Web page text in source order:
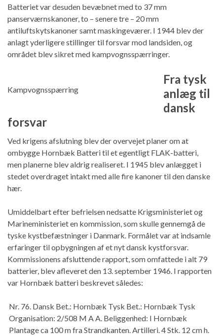
Batteriet var desuden bevæbnet med to 37 mm
panserværnskanoner, to – senere tre – 20 mm
antiluftskytskanoner samt maskingeværer. I 1944 blev der
anlagt yderligere stillinger til forsvar mod landsiden, og
området blev sikret med kampvognsspærringer.
Kampvognsspærring
Fra tysk
anlæg til
dansk
forsvar
Ved krigens afslutning blev der overvejet planer om at
ombygge Hornbæk Batteri til et egentligt FLAK-batteri,
men planerne blev aldrig realiseret. I 1945 blev anlægget i
stedet overdraget intakt med alle fire kanoner til den danske
hær.
Umiddelbart efter befrielsen nedsatte Krigsministeriet og
Marineministeriet en kommission, som skulle gennemgå de
tyske kystbefæstninger i Danmark. Formålet var at indsamle
erfaringer til opbygningen af et nyt dansk kystforsvar.
Kommissionens afsluttende rapport, som omfattede i alt 79
batterier, blev afleveret den 13. september 1946. I rapporten
var Hornbæk batteri beskrevet således:
Nr. 76. Dansk Bet.: Hornbæk Tysk Bet.: Hornbæk Tysk
Organisation: 2/508 M A A. Beliggenhed: I Hornbæk
Plantage ca 100 m fra Strandkanten. Artilleri. 4 Stk. 12 cm h.